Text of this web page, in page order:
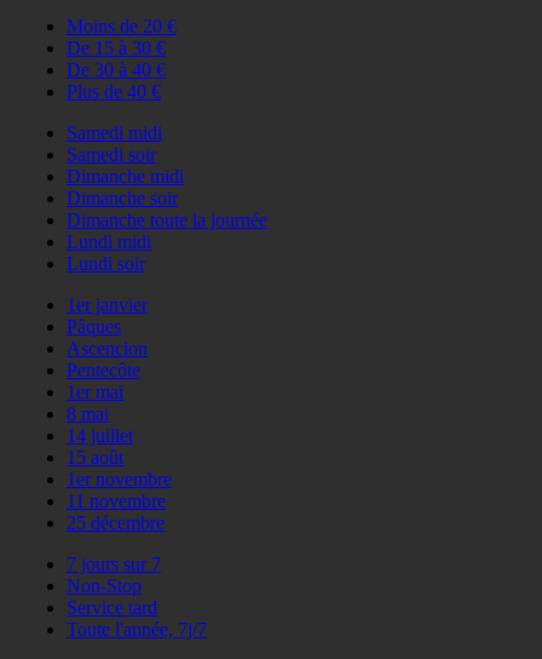
Moins de 20 €
De 15 à 30 €
De 30 à 40 €
Plus de 40 €
Samedi midi
Samedi soir
Dimanche midi
Dimanche soir
Dimanche toute la journée
Lundi midi
Lundi soir
1er janvier
Pâques
Ascencion
Pentecôte
1er mai
8 mai
14 juillet
15 août
1er novembre
11 novembre
25 décembre
7 jours sur 7
Non-Stop
Service tard
Toute l'année, 7j/7